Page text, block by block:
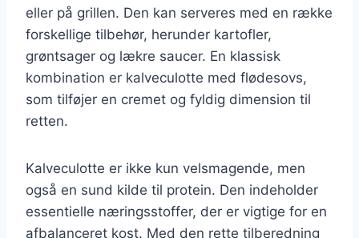
eller på grillen. Den kan serveres med en række
forskellige tilbehør, herunder kartofler,
grøntsager og lækre saucer. En klassisk
kombination er kalveculotte med flødesovs,
som tilføjer en cremet og fyldig dimension til
retten.
Kalveculotte er ikke kun velsmagende, men
også en sund kilde til protein. Den indeholder
essentielle næringsstoffer, der er vigtige for en
afbalanceret kost. Med den rette tilberedning